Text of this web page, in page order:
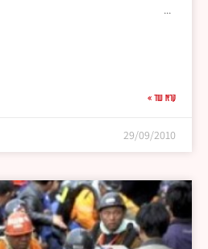
קרא עוד »
29/09/2010